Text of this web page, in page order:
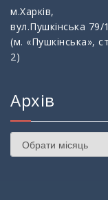
м.Харків,
вул.Пушкінська 79/
(м. «Пушкінська»,
2)
Архів
Архів